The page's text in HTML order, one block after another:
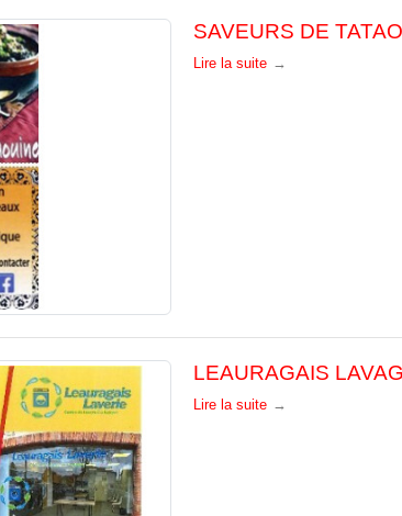
SAVEURS DE
Lire la suite
LEAURAGAIS
Lire la suite